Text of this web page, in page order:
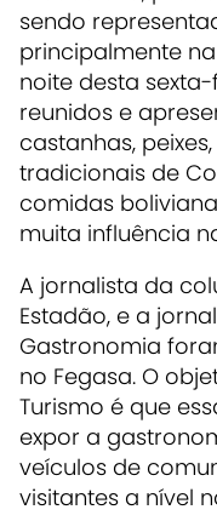
sendo
principalmente
noite desta
reunidos e
castanhas,
tradicionais de
comidas
muita influência
A jornalista da
Estadão, e a
Gastronomia
no Fegasa. O
Turismo é que
expor a
veículos de
visitantes a nível